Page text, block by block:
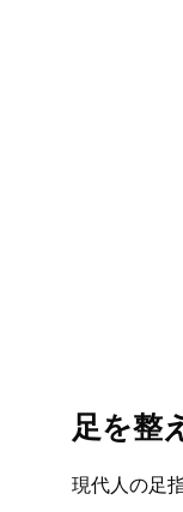
足を整
現代人の足